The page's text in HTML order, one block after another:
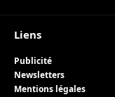
Liens
Publicité
Newsletters
Mentions légales